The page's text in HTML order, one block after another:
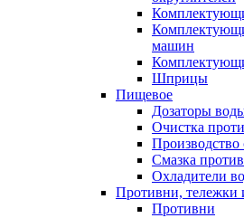
машин
Шприцы
Пищевое
Дозаторы
Очистка
Производство
Смазка
Охладители
Противни,
Противни